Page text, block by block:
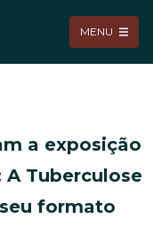
MENU
a exposição
A Tuberculose
formato